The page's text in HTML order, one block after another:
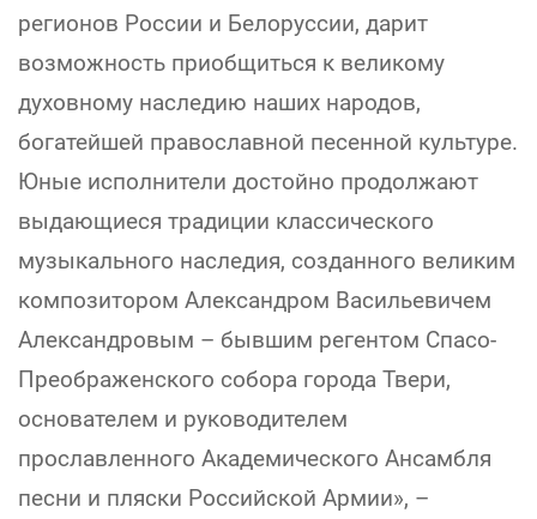
регионов России и Белоруссии, дарит
возможность приобщиться к великому
духовному наследию наших народов,
богатейшей православной песенной культуре.
Юные исполнители достойно продолжают
выдающиеся традиции классического
музыкального наследия, созданного великим
композитором Александром Васильевичем
Александровым – бывшим регентом Спасо-
Преображенского собора города Твери,
основателем и руководителем
прославленного Академического Ансамбля
песни и пляски Российской Армии», –